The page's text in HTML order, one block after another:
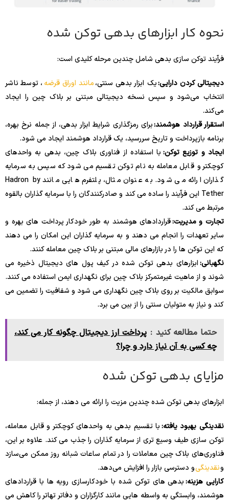
نحوه کار ابزارهای بدهی توکن شده
فرآیند توکن سازی بدهی شامل چندین مرحله کلیدی است:
دیجیتالی کردن دارایی:یک ابزار بدهی سنتی،مانند اوراق قرضه ، توسط ناشر
انتخاب می‌شود و سپس نسخه دیجیتالی مبتنی بر بلاک چین را ایجاد
می‌کند.
استقرار قرارداد هوشمند:برای رمزگذاری شرایط ابزار بدهی، از جمله نرخ بهره،
برنامه بازپرداخت و تاریخ سررسید، یک قرارداد هوشمند ایجاد می شود.
ایجاد و توزیع توکن: با استفاده از فناوری بلاک چین، بدهی به واحدهای
کوچکتر و قابل معامله به نام توکن تقسیم می شود که سپس به سرمایه
گذاران ارائه می شود. به عنوان مثال، پلتفرم هایی مانند Hadron by
Tether این فرآیند را ساده می کند و صادرکنندگان را با سرمایه گذاران بالقوه
مرتبط می کند.
تجارت و مدیریت:قراردادهای هوشمند به طور خودکار پرداخت های بهره و
سایر تعهدات را انجام می دهند و به سرمایه گذاران این امکان را می دهند
که این توکن ها را در بازارهای مالی مبتنی بر بلاک چین معامله کنند.
نگهبانی:ابزارهای بدهی توکن شده در کیف پول های دیجیتال ذخیره می
شوند و از ماهیت غیرمتمرکز بلاک چین برای نگهداری ایمن استفاده می کنند.
سوابق مالکیت بر روی بلاک چین نگهداری می شود و شفافیت را تضمین می
کند و نیاز به متولیان سنتی را از بین می برد.
حتما مطالعه کنید : پرداخت ارز دیجیتال چگونه کار می کند،
چه کسی به آن نیاز دارد و چرا؟
مزایای بدهی توکن شده
ابزارهای بدهی توکن شده چندین مزیت را ارائه می دهند، از جمله:
نقدینگی بهبود یافته:با تقسیم بدهی به واحدهای کوچکتر و قابل معامله،
توکن سازی طیف وسیع تری از سرمایه گذاران را جذب می کند. علاوه بر این،
فناوری‌های بلاک چین معاملات را در تمام ساعات شبانه روز ممکن می‌سازد
ونقدینگیو دسترسی بازار را افزایش می‌دهد.
کارایی هزینه:بدهی های توکن شده با خودکارسازی رویه ها با قراردادهای
هوشمند، وابستگی به واسطه هایی مانند کارگزاران و دفاتر تهاتر را کاهش می